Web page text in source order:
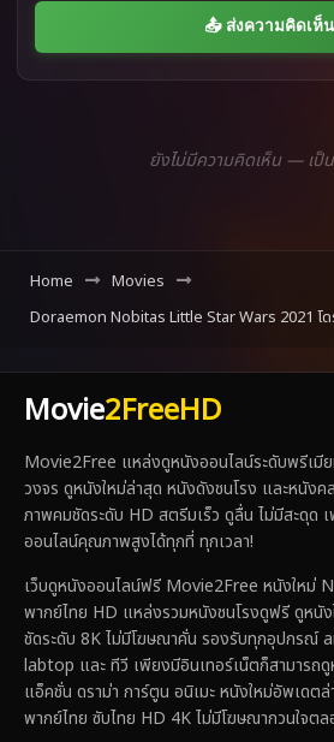
📤 ส่งความคิดเห็น
ยังไม่มีความคิดเห็น — เป็
Home
Movies
Doraemon Nobitas Little Star Wars 2021 โ
Movie2FreeHD
Movie2Free แหล่งดูหนังออนไลน์ระดับพรีเมี
วงจร ดูหนังใหม่ล่าสุด หนังดังชนโรง และหนัง
ภาพคมชัดระดับ HD สตรีมเร็ว ดูลื่น ไม่มีสะดุด
ออนไลน์คุณภาพสูงได้ทุกที่ ทุกเวลา!
เว็บดูหนังออนไลน์ฟรี Movie2Free หนังใหม่
พากย์ไทย HD แหล่งรวมหนังชนโรงดูฟรี ดูหนั
ชัดระดับ 8K ไม่มีโฆษณาคั่น รองรับทุกอุปกรณ์
labtop และ ทีวี เพียงมีอินเทอร์เน็ตก็สามารถ
แอ็คชั่น ดราม่า การ์ตูน อนิเมะ หนังใหม่อัพเดต
พากย์ไทย ซับไทย HD 4K ไม่มีโฆษณากวนใจต